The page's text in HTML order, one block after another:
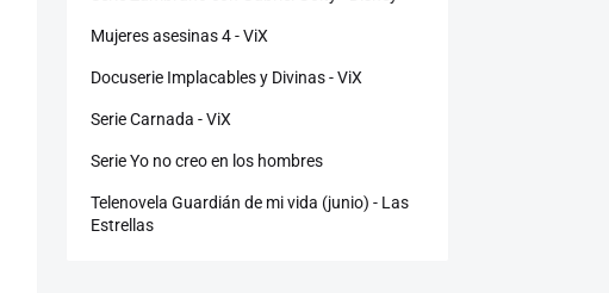
Mujeres asesinas 4 - ViX
Docuserie Implacables y Divinas - ViX
Serie Carnada - ViX
Serie Yo no creo en los hombres
Telenovela Guardián de mi vida (junio) - Las
Estrellas